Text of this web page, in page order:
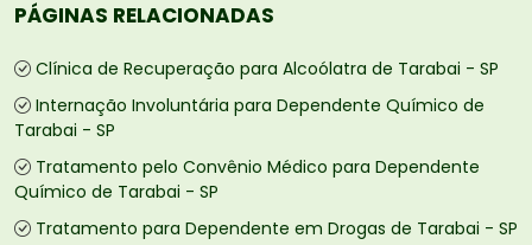
PÁGINAS RELACIONADAS
Clínica de Recuperação para Alcoólatra de Tarabai - SP
Internação Involuntária para Dependente Químico de
Tarabai - SP
Tratamento pelo Convênio Médico para Dependente
Químico de Tarabai - SP
Tratamento para Dependente em Drogas de Tarabai - SP